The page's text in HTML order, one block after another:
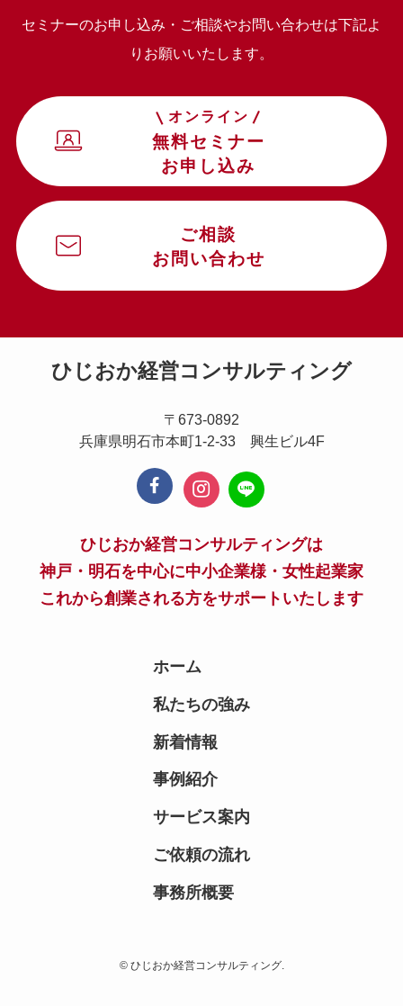
セミナーのお申し込み・ご相談やお問い合わせは下記よ
りお願いいたします。
オンライン
無料セミナー
お申し込み
ご相談
お問い合わせ
ひじおか経営コンサルティング
〒673-0892
兵庫県明石市本町1-2-33 興生ビル4F
ひじおか経営コンサルティングは
神戸・明石を中心に中小企業様・女性起業家
これから創業される方をサポートいたします
ホーム
私たちの強み
新着情報
事例紹介
サービス案内
ご依頼の流れ
事務所概要
© ひじおか経営コンサルティング.